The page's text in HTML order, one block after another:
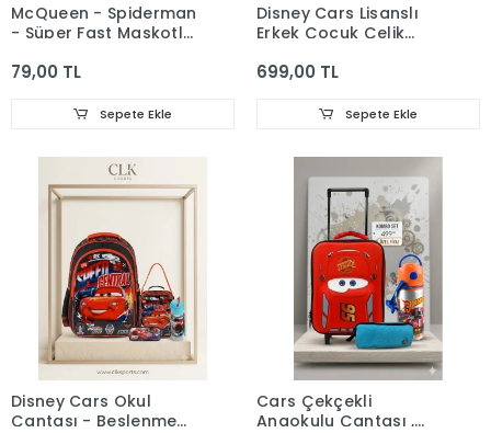
McQueen - Spiderman
- Süper Fast Maskotlu
Kalem
79,00 TL
Sepete Ekle
Disney Cars Lisanslı
Erkek Çocuk Çelik
699,00 TL
Sepete Ekle
Disney Cars Okul
Çantası - Beslenme
Cars Çekçekli
Anaokulu Çantası ,